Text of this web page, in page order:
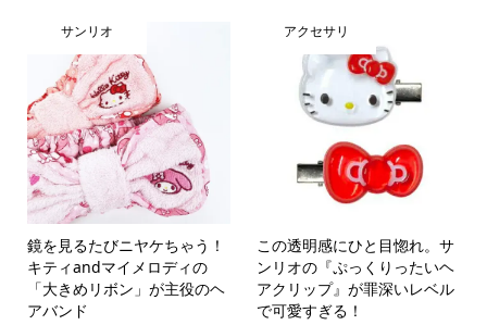
サンリオ
鏡を見るたびニヤケちゃう！
キティandマイメロディの
「大きめリボン」が主役のヘ
アバンド
アクセサリ
この透明感にひと目惚れ。サ
ンリオの『ぷっくりったいヘ
アクリップ』が罪深いレベル
で可愛すぎる！